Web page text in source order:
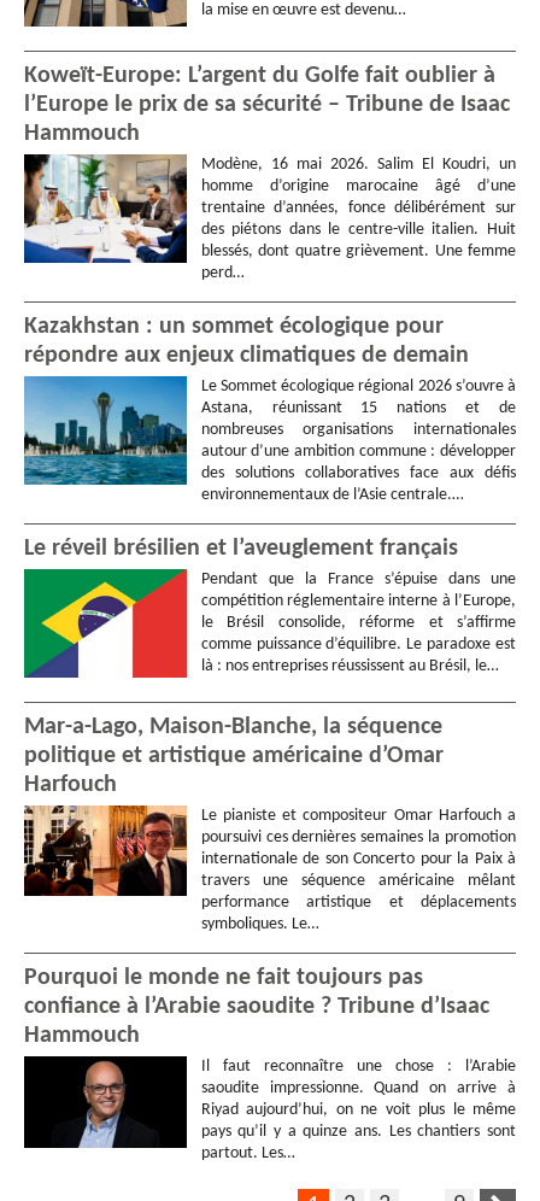
la mise en œuvre est devenu…
Koweït-Europe: L’argent du Golfe fait oublier à
l’Europe le prix de sa sécurité – Tribune de Isaac
Hammouch
Modène, 16 mai 2026. Salim El Koudri, un
homme d’origine marocaine âgé d’une
trentaine d’années, fonce délibérément sur
des piétons dans le centre-ville italien. Huit
blessés, dont quatre grièvement. Une femme
perd…
Kazakhstan : un sommet écologique pour
répondre aux enjeux climatiques de demain
Le Sommet écologique régional 2026 s’ouvre à
Astana, réunissant 15 nations et de
nombreuses organisations internationales
autour d’une ambition commune : développer
des solutions collaboratives face aux défis
environnementaux de l’Asie centrale.…
Le réveil brésilien et l’aveuglement français
Pendant que la France s’épuise dans une
compétition réglementaire interne à l’Europe,
le Brésil consolide, réforme et s’affirme
comme puissance d’équilibre. Le paradoxe est
là : nos entreprises réussissent au Brésil, le…
Mar-a-Lago, Maison-Blanche, la séquence
politique et artistique américaine d’Omar
Harfouch
Le pianiste et compositeur Omar Harfouch a
poursuivi ces dernières semaines la promotion
internationale de son Concerto pour la Paix à
travers une séquence américaine mêlant
performance artistique et déplacements
symboliques. Le…
Pourquoi le monde ne fait toujours pas
confiance à l’Arabie saoudite ? Tribune d’Isaac
Hammouch
Il faut reconnaître une chose : l’Arabie
saoudite impressionne. Quand on arrive à
Riyad aujourd’hui, on ne voit plus le même
pays qu’il y a quinze ans. Les chantiers sont
partout. Les…